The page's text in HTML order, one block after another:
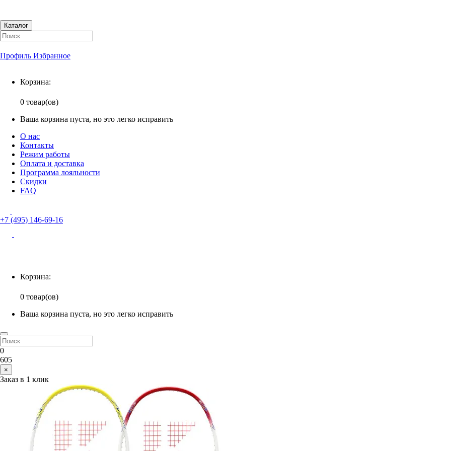
Каталог
Профиль Избранное
Корзина:
0 товар(ов)
Ваша корзина пуста, но это легко исправить
О нас
Контакты
Режим работы
Оплата и доставка
Программа лояльности
Скидки
FAQ
+7 (495) 146-69-16
Корзина:
0 товар(ов)
Ваша корзина пуста, но это легко исправить
0
605
×
Заказ в 1 клик